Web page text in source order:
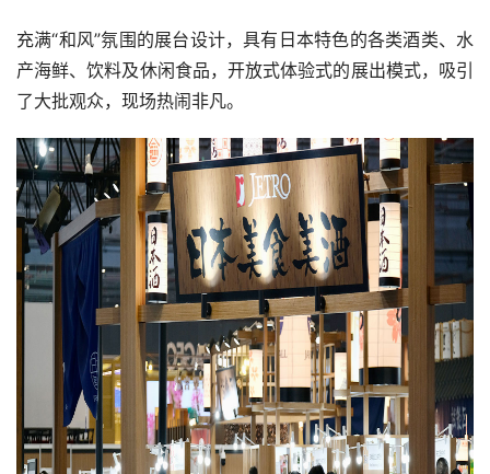
充满“和风”氛围的展台设计，具有日本特色的各类酒类、水
产海鲜、饮料及休闲食品，开放式体验式的展出模式，吸引
了大批观众，现场热闹非凡。